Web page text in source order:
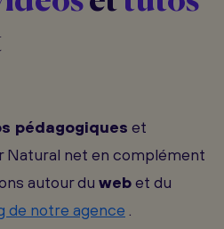
pédagogiques et
Natural net en complément
autour du webet du
de notre agence .